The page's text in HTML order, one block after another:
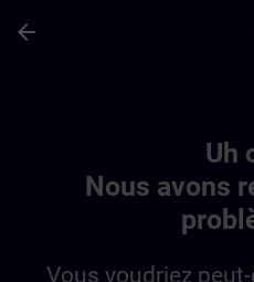
arrow_back
Uh
Nous avons
Vous voudriez